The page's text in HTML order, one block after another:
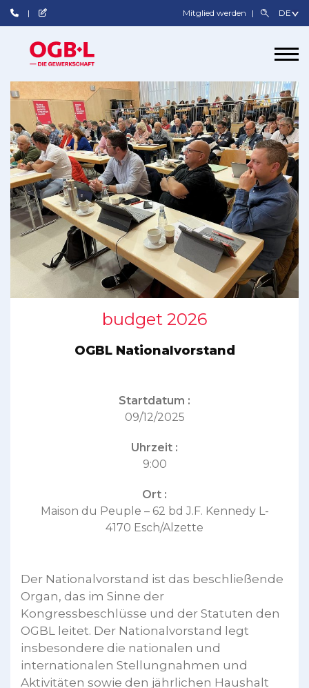
Mitglied werden
budget 2026
OGBL Nationalvorstand
Startdatum :
09/12/2025
Uhrzeit :
9:00
Ort :
Maison du Peuple – 62 bd J.F. Kennedy L-
4170 Esch/Alzette
Der Nationalvorstand ist das beschließende
Organ, das im Sinne der
Kongressbeschlüsse und der Statuten den
OGBL leitet. Der Nationalvorstand legt
insbesondere die nationalen und
internationalen Stellungnahmen und
Aktivitäten sowie den jährlichen Haushalt